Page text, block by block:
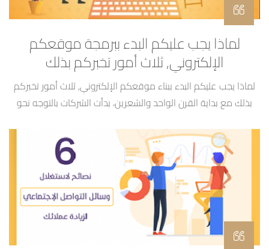
لماذا يجب عليكم البدء ببرمجة موقعكم
الإلكتروني, ثلاث أمور تخبركم بذلك
لماذا يجب عليكم البدء ببناء موقعكم الإلكتروني, ثلاث أمور تخبركم
بذلك مع بداية القرن الواحد والشعرين، بدأت الشركات بالتوجه نحو
عملائها. وتشرح به عن أعمالها وتقدم فيه منتجاتها بطريقة مناسبة
تتيح للعملاء بأن يروا المنتجات ويشاهدونها بشكل أقرب للحقيقية.
لكن الخدمات والميزات التي يمكنك الحصول […]